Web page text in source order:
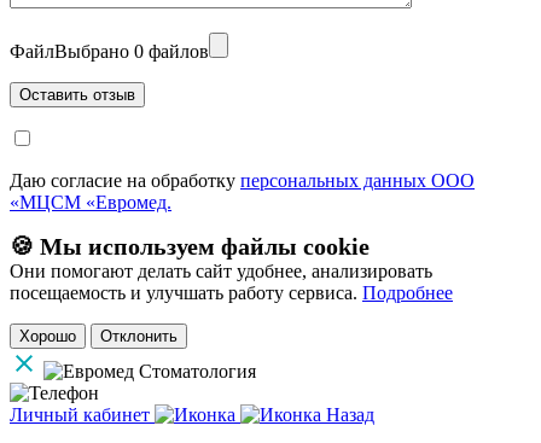
ФайлВыбрано 0 файлов
Даю согласие на обработку персональных данных ООО
«МЦСМ «Евромед.
🍪 Мы используем файлы cookie
Они помогают делать сайт удобнее, анализировать
посещаемость и улучшать работу сервиса. Подробнее
Хорошо Отклонить
Личный кабинет
Назад